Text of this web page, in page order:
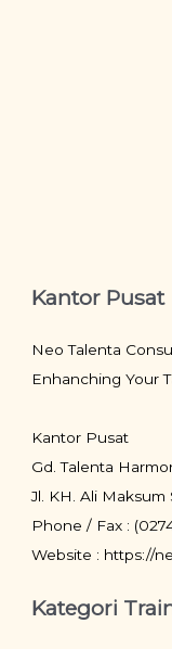
Kantor Pusat
Neo Talenta
Enhanching Your
Kantor Pusat
Gd. Talenta
Jl. KH. Ali Maksum
Phone / Fax :
Website : https://
Kategori